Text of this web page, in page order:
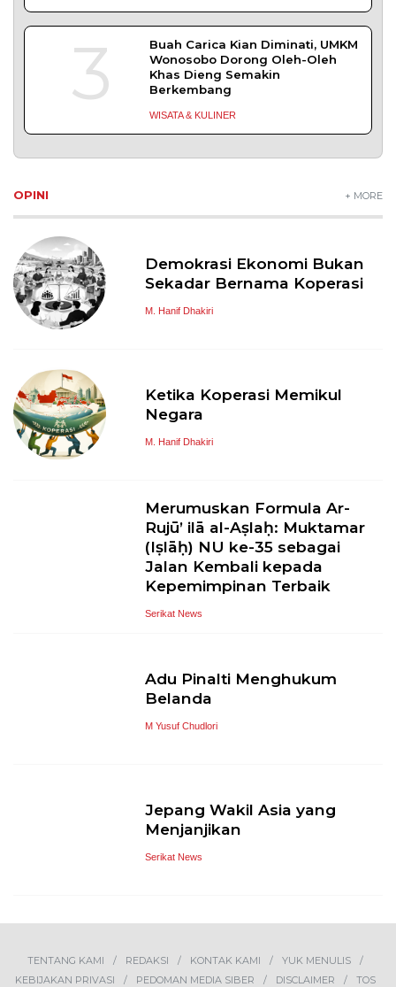
3
Buah Carica Kian Diminati, UMKM
Wonosobo Dorong Oleh-Oleh
Khas Dieng Semakin
Berkembang
WISATA & KULINER
OPINI + MORE
Demokrasi Ekonomi Bukan
Sekadar Bernama Koperasi
M. Hanif Dhakiri
Ketika Koperasi Memikul
Negara
M. Hanif Dhakiri
Merumuskan Formula Ar-
Rujū’ ilā al-Aṣlaḥ: Muktamar
(Iṣlāḥ) NU ke-35 sebagai
Jalan Kembali kepada
Kepemimpinan Terbaik
Serikat News
Adu Pinalti Menghukum
Belanda
M Yusuf Chudlori
Jepang Wakil Asia yang
Menjanjikan
Serikat News
TENTANG KAMI REDAKSI KONTAK KAMI
YUK MENULIS
KEBIJAKAN PRIVASI
PEDOMAN MEDIA SIBER DISCLAIMER TOS